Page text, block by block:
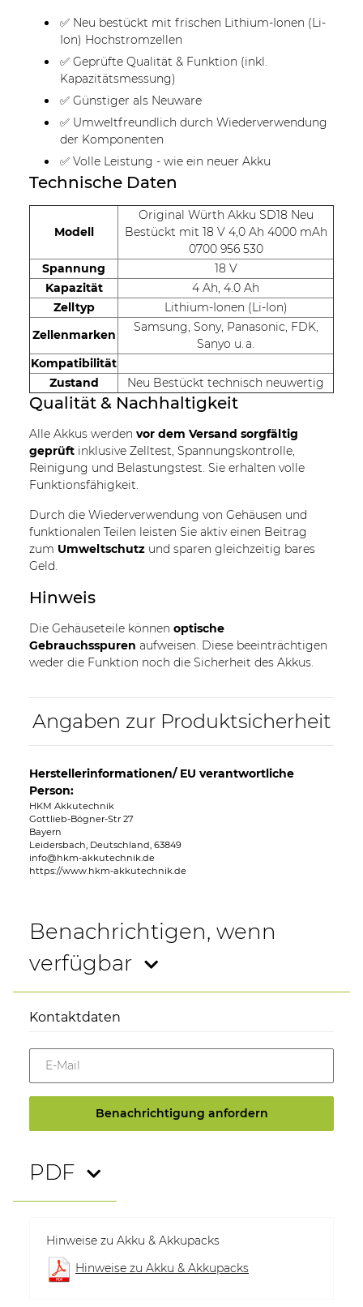
✅ Neu bestückt mit frischen Lithium-Ionen (Li-
Ion) Hochstromzellen
✅ Geprüfte Qualität & Funktion (inkl.
Kapazitätsmessung)
✅ Günstiger als Neuware
✅ Umweltfreundlich durch Wiederverwendung
der Komponenten
✅ Volle Leistung - wie ein neuer Akku
Technische Daten
Modell
Original Würth Akku SD18 Neu
Bestückt mit 18 V 4,0 Ah 4000 mAh
0700 956 530
Spannung
18 V
Kapazität
4 Ah, 4.0 Ah
Zelltyp
Lithium-Ionen (Li-Ion)
Zellenmarken
Samsung, Sony, Panasonic, FDK,
Sanyo u. a.
Kompatibilität
Zustand
Neu Bestückt technisch neuwertig
Qualität & Nachhaltigkeit
Alle Akkus werden vor dem Versand sorgfältig
geprüft inklusive Zelltest, Spannungskontrolle,
Reinigung und Belastungstest. Sie erhalten volle
Funktionsfähigkeit.
Durch die Wiederverwendung von Gehäusen und
funktionalen Teilen leisten Sie aktiv einen Beitrag
zum Umweltschutz und sparen gleichzeitig bares
Geld.
Hinweis
Die Gehäuseteile können optische
Gebrauchsspuren aufweisen. Diese beeinträchtigen
weder die Funktion noch die Sicherheit des Akkus.
Angaben zur Produktsicherheit
Herstellerinformationen/ EU verantwortliche
Person:
HKM Akkutechnik
Gottlieb-Bögner-Str 27
Bayern
Leidersbach, Deutschland, 63849
info@hkm-akkutechnik.de
https://www.hkm-akkutechnik.de
Benachrichtigen, wenn
verfügbar
Kontaktdaten
E-Mail
Benachrichtigung anfordern
PDF
Hinweise zu Akku & Akkupacks
Hinweise zu Akku & Akkupacks